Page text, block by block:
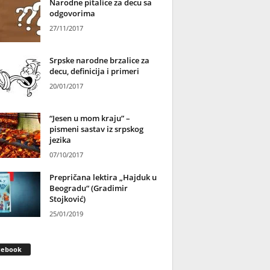
Narodne pitalice za decu sa
odgovorima
27/11/2017
Srpske narodne brzalice za
decu, definicija i primeri
20/01/2017
“Jesen u mom kraju” –
pismeni sastav iz srpskog
jezika
07/10/2017
Prepričana lektira „Hajduk u
Beogradu“ (Gradimir
Stojković)
25/01/2019